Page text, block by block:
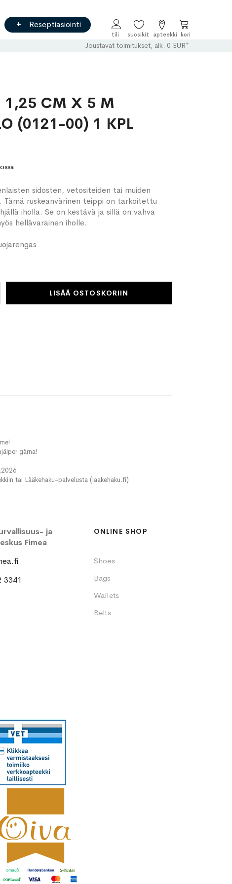
Reseptiasiointi
Ostoskori
Joustavat toimitukset, alk. 0 EUR*
1,25 CM X 5 M
(0121-00) 1 KPL
sidosten, vetositeiden tai muiden
Tämä ruskeanvärinen teippi on tarkoitettu
iholla. Se on kestävä ja sillä on vahva
hellävarainen iholle.
LISÄÄ OSTOSKORIIN
gärna!
tai Lääkehaku-palvelusta (laakehaku.fi)
ja
Fimea
3341
ONLINE SHOP
Shoes
Bags
Wallets
Belts